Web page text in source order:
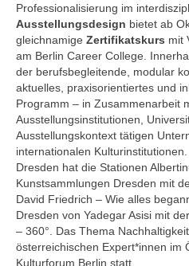
Professionalisierung im
Ausstellungsdesign bietet ab
gleichnamige Zertifikatskurs mit
am Berlin Career College.
der berufsbegleitende, modular
aktuelles, praxisorientiertes und
Programm – in Zusammenarbeit
Ausstellungsinstitutionen,
Ausstellungskontext tätigen
internationalen
Dresden hat die Stationen
Kunstsammlungen Dresden mit
David Friedrich – Wie alles
Dresden von Yadegar Asisi mit
– 360°. Das Thema
österreichischen Expert*innen im
Kulturforum Berlin statt.